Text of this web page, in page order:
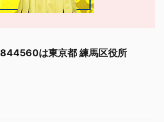
は東京都 練馬区役所